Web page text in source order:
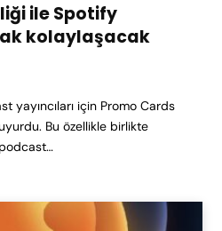
ile Spotify
kolaylaşacak
yayıncıları için Promo Cards
Bu özellikle birlikte